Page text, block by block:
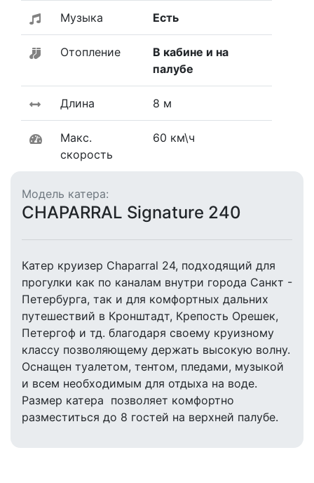
Музыка Есть
Отопление
В кабине и на
палубе
Длина 8 м
Макс.
скорость
60 км\ч
Модель катера:
CHAPARRAL Signature 240
Катер круизер Chaparral 24, подходящий для
прогулки как по каналам внутри города Санкт -
Петербурга, так и для комфортных дальних
путешествий в Кронштадт, Крепость Орешек,
Петергоф и тд. благодаря своему круизному
классу позволяющему держать высокую волну.
Оснащен туалетом, тентом, пледами, музыкой
и всем необходимым для отдыха на воде.
Размер катера позволяет комфортно
разместиться до 8 гостей на верхней палубе.